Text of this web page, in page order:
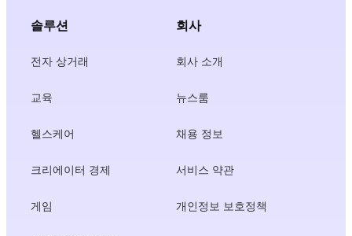
솔루션
전자 상거래
교육
헬스케어
크리에이터 경제
게임
회사
회사 소개
뉴스룸
채용 정보
서비스 약관
개인정보 보호정책